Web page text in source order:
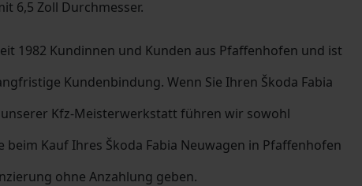
6,5 Zoll Durchmesser.
1982 Kundinnen und Kunden aus Pfaffenhofen und ist
Kundenbindung. Wenn Sie Ihren Škoda Fabia
Kfz-Meisterwerkstatt führen wir sowohl
Kauf Ihres Škoda Fabia Neuwagen in Pfaffenhofen
ohne Anzahlung geben.